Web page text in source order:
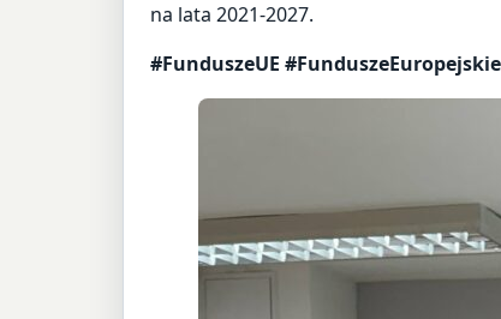
na lata 2021-2027.
#FunduszeUE